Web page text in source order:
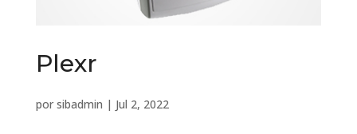
Plexr
por sibadmin | Jul 2, 2022